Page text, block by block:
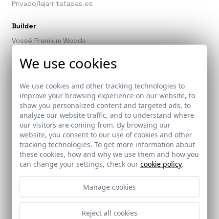
Privado/lajarritatapas.es
Builder
Vossé Premium Woods
041_PabloBaruc_LaJarrita.pdf
El concepto gastronómico parte del concepto
tradicional de taberna, de carácter informal donde
premia el producto. Local pequeño, con amplia
terraza actualmente en uso que requiere mejorar la
imagen, y la funcionalidad de sus espacios para dar
un mejor servicio al cliente. Interior de forma
rectangular, donde preside la barra, con copero y
Mesa alta en el interior con amplia barra. Confort en
el exterior con mesas bajas y sillas de ratán y banco
con numerosos cojines. Bajo una cubrición de caña
We use cookies
We use cookies and other tracking technologies to
improve your browsing experience on our website, to
show you personalized content and targeted ads, to
analyze our website traffic, and to understand where
our visitors are coming from. By browsing our
website, you consent to our use of cookies and other
tracking technologies. To get more information about
these cookies, how and why we use them and how you
can change your settings, check our cookie policy.
Manage cookies
Reject all cookies